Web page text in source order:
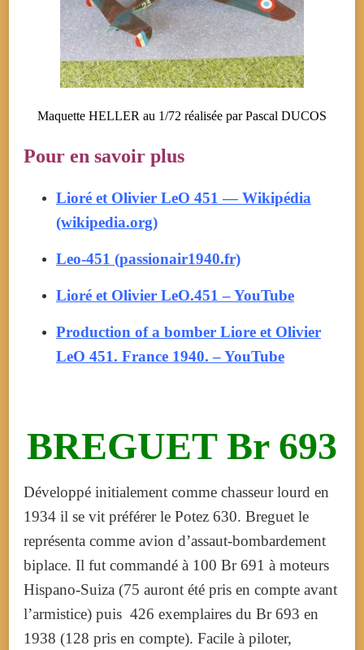
Maquette HELLER au 1/72 réalisée par Pascal DUCOS
Pour en savoir plus
Lioré et Olivier LeO 451 — Wikipédia
(wikipedia.org)
Leo-451 (passionair1940.fr)
Lioré et Olivier LeO.451 – YouTube
Production of a bomber Liore et Olivier
LeO 451. France 1940. – YouTube
BREGUET Br 693
Développé initialement comme chasseur lourd en
1934 il se vit préférer le Potez 630. Breguet le
représenta comme avion d’assaut-bombardement
biplace. Il fut commandé à 100 Br 691 à moteurs
Hispano-Suiza (75 auront été pris en compte avant
l’armistice) puis 426 exemplaires du Br 693 en
1938 (128 pris en compte). Facile à piloter,